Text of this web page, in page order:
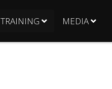
TRAINING MEDIA